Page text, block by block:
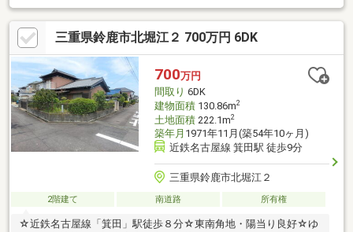
事・外構工事済
三重県鈴鹿市北堀江２ 700万円 6DK
700万円
間取り 6DK
建物面積130.86m2
土地面積222.1m2
築年月 1971年11月(築54年10ヶ月)
近鉄名古屋線 箕田駅 徒歩9分
三重県鈴鹿市北堀江２
2階建て 南道路 所有権
☆近鉄名古屋線「箕田」駅徒歩８分☆東南角地・陽当り良好☆ゆ